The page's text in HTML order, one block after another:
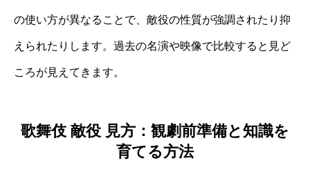
の使い方が異なることで、敵役の性質が強調されたり抑
えられたりします。過去の名演や映像で比較すると見ど
ころが見えてきます。
歌舞伎 敵役 見方：観劇前準備と知識を
育てる方法